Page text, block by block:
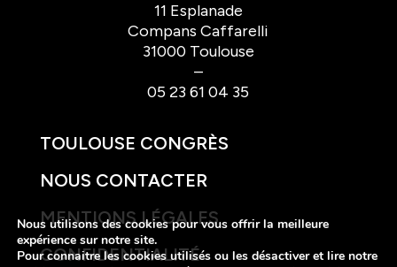
11 Esplanade
Compans Caffarelli
31000 Toulouse
–
05 23 61 04 35
TOULOUSE CONGRÈS
NOUS CONTACTER
MENTIONS LÉGALES
CONFIDENTIALITÉ
Nous utilisons des cookies pour vous offrir la meilleure
expérience sur notre site.
Pour connaitre les cookies utilisés ou les désactiver et lire notre